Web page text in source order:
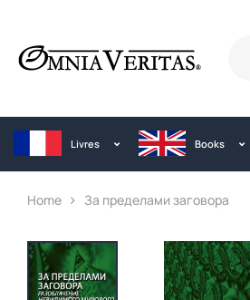
Livres Books
Home За пределами заговора